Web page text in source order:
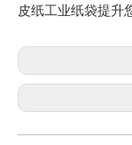
皮纸工业纸袋提升